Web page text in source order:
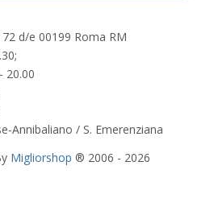
d/e 00199 Roma RM
20.00
Annibaliano / S. Emerenziana
Migliorshop ® 2006 - 2026